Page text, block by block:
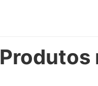
Produtos